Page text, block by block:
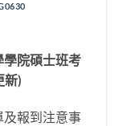
院碩士班考
新)
報到注意事